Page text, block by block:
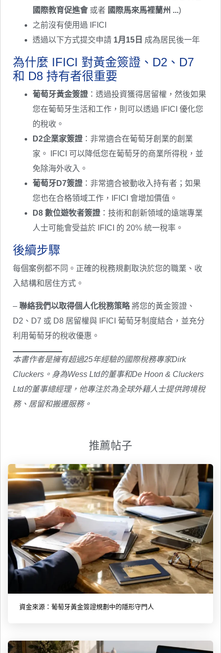
國際教育促進會或者 國際馬來馬裡蘭州 ...)
之前沒有使用過 IFICI
透過以下方式提交申請 1月15日 成為居民後一年
為什麼 IFICI 對黃金簽證、D2、D7
和 D8 持有者很重要
葡萄牙黃金簽證 ：透過投資獲得居留權，然後如果
您在葡萄牙生活和工作，則可以透過 IFICI 優化您
的稅收。
D2企業家簽證 ：非常適合在葡萄牙創業的創業
家。 IFICI 可以降低您在葡萄牙的商業所得稅，並
免除海外收入。
葡萄牙D7簽證 ：非常適合被動收入持有者；如果
您也在合格領域工作，IFICI 會增加價值。
D8 數位遊牧者簽證 ：技術和創新領域的遠端專業
人士可能會受益於 IFICI 的 20% 統一稅率。
後續步驟
每個案例都不同。正確的稅務規劃取決於您的職業、收
入結構和居住方式。
– 聯絡我們以取得個人化稅務策略將您的黃金簽證、
D2、D7 或 D8 居留權與 IFICI 葡萄牙制度結合，並充分
利用葡萄牙的稅收優惠。
本書作者是擁有超過25年經驗的國際稅務專家Dirk
Cluckers。身為Wess Ltd的董事和De Hoon & Cluckers
Ltd的董事總經理，他專注於為全球外籍人士提供跨境稅
務、居留和搬遷服務。
推薦帖子
資金來源：葡萄牙黃金簽證規劃中的隱形守門人